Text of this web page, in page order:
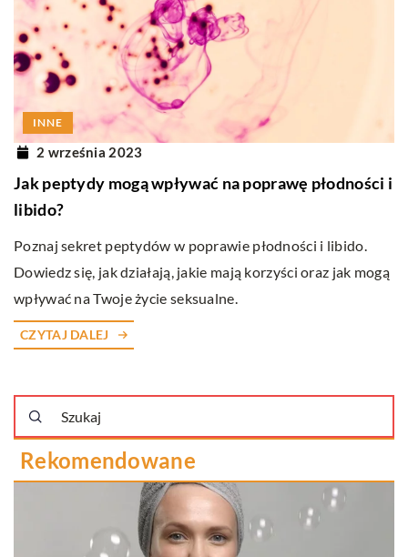
INNE
2 września 2023
Jak peptydy mogą wpływać na poprawę płodności i
libido?
Poznaj sekret peptydów w poprawie płodności i libido.
Dowiedz się, jak działają, jakie mają korzyści oraz jak mogą
wpływać na Twoje życie seksualne.
CZYTAJ DALEJ
Rekomendowane